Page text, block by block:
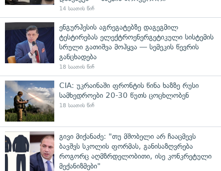
14 საათის წინ
ენგურჰესის აგრეგატებზე დაგეგმილ
ტესტირებას ელექტროენერგეტიკული სისტემის
სრული გათიშვა მოჰყვა — სემეკის წევრის
განცხადება
18 საათის წინ
CIA: უკრაინაში ფრონტის წინა ხაზზე რუსი
სამხედროები 20-30 წუთს ცოცხლობენ
18 საათის წინ
გივი მიქანაძე: "თუ მშობელი არ ჩააცმევს
ბავშვს სკოლის ფორმას, განისაზღვრება
როგორც აღმზრდელობითი, ისე კონკრეტული
მექანიზმები"